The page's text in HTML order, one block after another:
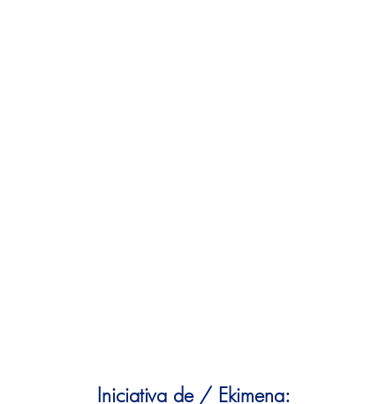
Iniciativa de / Ekimena: